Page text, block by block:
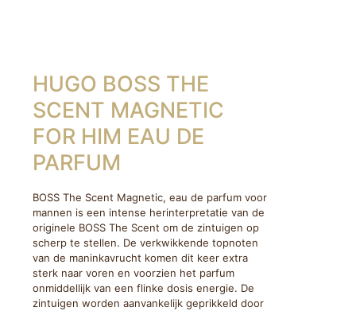
HUGO BOSS THE
SCENT MAGNETIC
FOR HIM EAU DE
PARFUM
BOSS The Scent Magnetic, eau de parfum voor
mannen is een intense herinterpretatie van de
originele BOSS The Scent om de zintuigen op
scherp te stellen. De verkwikkende topnoten
van de maninkavrucht komen dit keer extra
sterk naar voren en voorzien het parfum
onmiddellijk van een flinke dosis energie. De
zintuigen worden aanvankelijk geprikkeld door